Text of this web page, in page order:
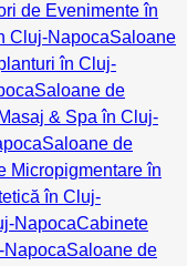
de Evenimente în
Cluj-NapocaSaloane
în Cluj-
Saloane de
& Spa în Cluj-
Saloane de
Micropigmentare în
în Cluj-
NapocaCabinete
Saloane de